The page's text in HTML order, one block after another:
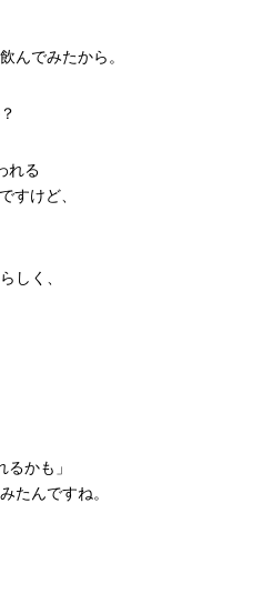
んでみたから。
れる
すけど、
しく、
るかも」
たんですね。